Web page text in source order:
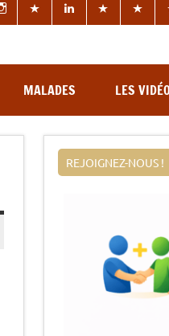
MALADES LES
REJOIGNEZ-NOUS !